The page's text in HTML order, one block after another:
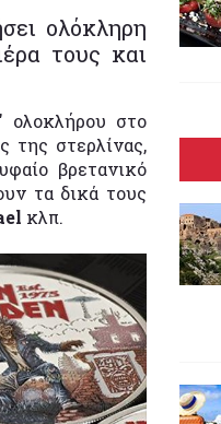
ολόκληρη
τους και
ολοκλήρου στο
της στερλίνας,
βρετανικό
τα δικά τους
κλπ.